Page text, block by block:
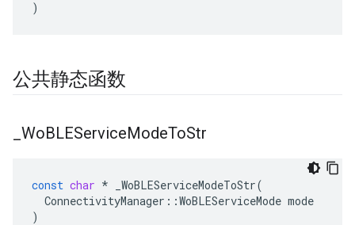
)
公共静态函数
WoBLEServiceModeToStr
const char * _WoBLEServiceModeToStr(
ConnectivityManager ::WoBLEServiceMode mode
)